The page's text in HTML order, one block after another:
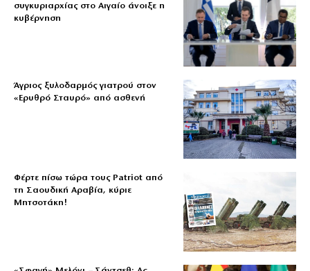
συγκυριαρχίας στο Αιγαίο άνοιξε η
κυβέρνηση
Άγριος ξυλοδαρμός γιατρού στον
«Ερυθρό Σταυρό» από ασθενή
Φέρτε πίσω τώρα τους Patriot από
τη Σαουδική Αραβία, κύριε
Μητσοτάκη!